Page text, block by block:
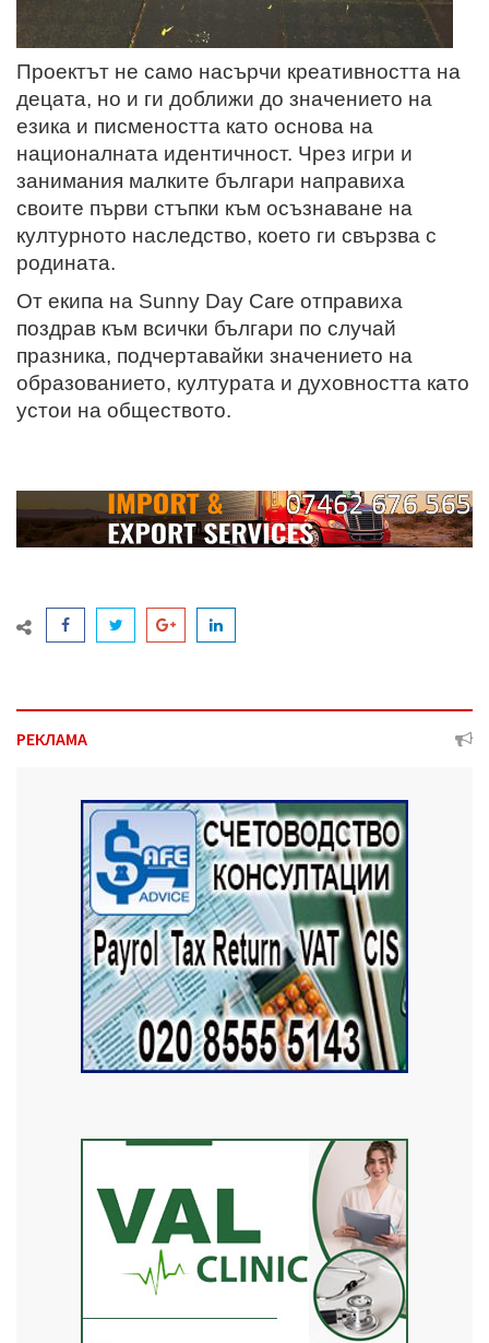
Проектът не само насърчи креативността на
децата, но и ги доближи до значението на
езика и писмеността като основа на
националната идентичност. Чрез игри и
занимания малките българи направиха
своите първи стъпки към осъзнаване на
културното наследство, което ги свързва с
родината.
От екипа на Sunny Day Care отправиха
поздрав към всички българи по случай
празника, подчертавайки значението на
образованието, културата и духовността като
устои на обществото.
РЕКЛАМА